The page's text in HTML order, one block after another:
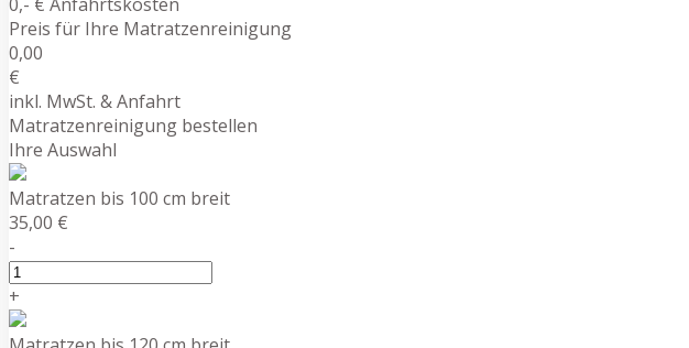
Preis für Ihre Matratzenreinigung
0,00
€
inkl. MwSt. & Anfahrt
Matratzenreinigung bestellen
Ihre Auswahl
Matratzen bis 100 cm breit
35,00 €
-
+